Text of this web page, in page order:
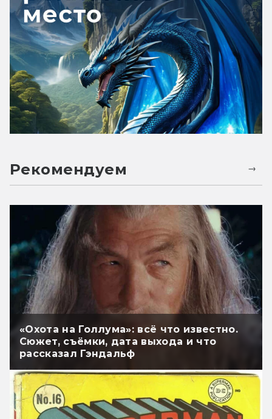
Рекомендуем
«Охота на Голлума»: всё что известно.
Сюжет, съёмки, дата выхода и что
рассказал Гэндальф